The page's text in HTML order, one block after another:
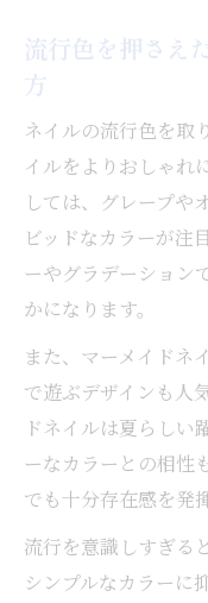
流行色を押さえ
方
ネイルの流行色を取
イルをよりおしゃれ
しては、グレープや
ビッドなカラーが注
ーやグラデーション
かになります。
また、マーメイドネ
で遊ぶデザインも人
ドネイルは夏らしい
ーなカラーとの相性
でも十分存在感を発
流行を意識しすぎる
シンプルなカラーに